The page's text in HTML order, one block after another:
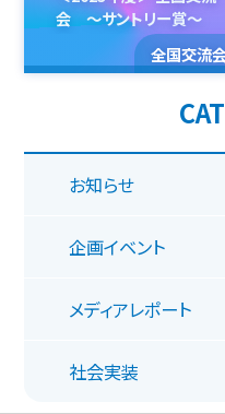
会 〜サントリー賞〜
2025.9.12 (Fri)
全国交流
お知らせ
企画イベント
メディアレポート
社会実装